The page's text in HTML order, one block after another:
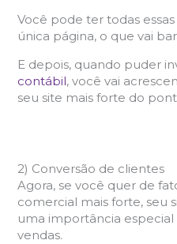
Você pode ter todas
única página, o que vai
E depois, quando puder
contábil, você vai
seu site mais forte do
2) Conversão de clientes
Agora, se você quer de
comercial mais forte, seu
uma importância especial
vendas.